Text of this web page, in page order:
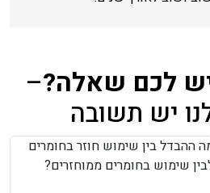
לכם שאלה?–
יש תשובה
ההבדל בין שימוש חוזר בחומרים
שימוש בחומרים ממוחזרים?